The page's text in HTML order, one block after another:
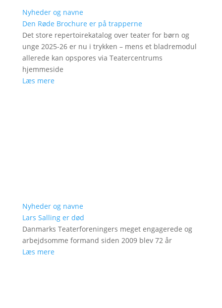
Nyheder og navne
Den Røde Brochure er på trapperne
Det store repertoirekatalog over teater for børn og
unge 2025-26 er nu i trykken – mens et bladremodul
allerede kan opspores via Teatercentrums
hjemmeside
Læs mere
Nyheder og navne
Lars Salling er død
Danmarks Teaterforeningers meget engagerede og
arbejdsomme formand siden 2009 blev 72 år
Læs mere